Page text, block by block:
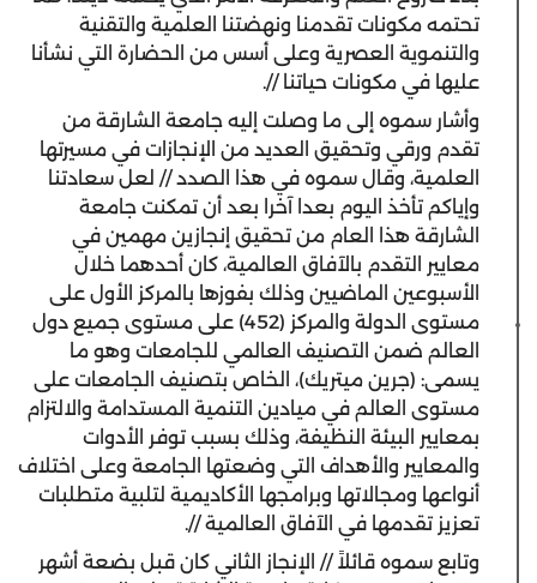
تحتمه مكونات تقدمنا ونهضتنا العلمية والتقنية
والتنموية العصرية وعلى أسس من الحضارة التي نشأنا
عليها في مكونات حياتنا //.
وأشار سموه إلى ما وصلت إليه جامعة الشارقة من
تقدم ورقي وتحقيق العديد من الإنجازات في مسيرتها
العلمية، وقال سموه في هذا الصدد // لعل سعادتنا
وإياكم تأخذ اليوم بعدا آخرا بعد أن تمكنت جامعة
الشارقة هذا العام من تحقيق إنجازين مهمين في
معايير التقدم بالآفاق العالمية، كان أحدهما خلال
الأسبوعين الماضيين وذلك بفوزها بالمركز الأول على
مستوى الدولة والمركز (452) على مستوى جميع دول
العالم ضمن التصنيف العالمي للجامعات وهو ما
يسمى: (جرين ميتريك)، الخاص بتصنيف الجامعات على
مستوى العالم في ميادين التنمية المستدامة والالتزام
بمعايير البيئة النظيفة، وذلك بسبب توفر الأدوات
والمعايير والأهداف التي وضعتها الجامعة وعلى اختلاف
أنواعها ومجالاتها وبرامجها الأكاديمية لتلبية متطلبات
تعزيز تقدمها في الآفاق العالمية //.
وتابع سموه قائلاً // الإنجاز الثاني كان قبل بضعة أشهر